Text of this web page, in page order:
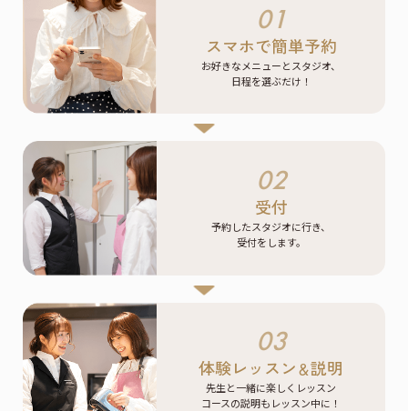
01
スマホで簡単予約
お好きなメニューとスタジオ、
日程を選ぶだけ！
02
受付
予約したスタジオに行き、
受付をします。
03
体験レッスン＆説明
先生と一緒に楽しくレッスン
コースの説明もレッスン中に！